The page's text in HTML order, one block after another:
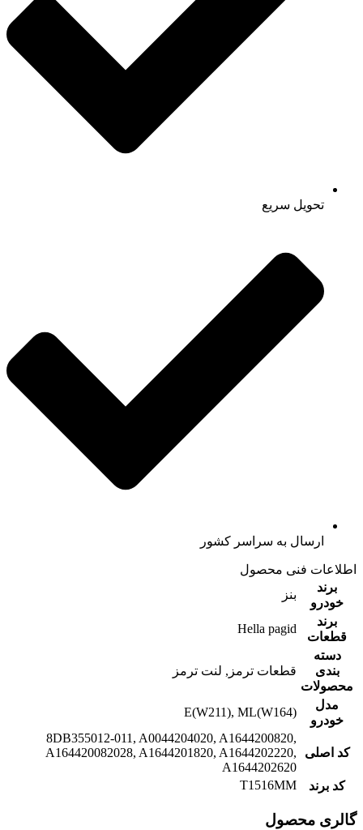
تحویل سریع
ارسال به سراسر کشور
اطلاعات فنی محصول
برند
خودرو
بنز
برند
قطعات
Hella pagid
دسته
بندی
محصولات
قطعات ترمز, لنت ترمز
مدل
خودرو
E(W211), ML(W164)
کد اصلی
8DB355012-011, A0044204020, A1644200820,
A164420082028, A1644201820, A1644202220,
A1644202620
کد برند
T1516MM
گالری محصول